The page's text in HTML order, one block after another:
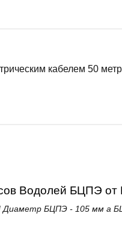
кабелем 50
Водолей БЦПЭ
Диаметр БЦПЭ - 105 мм а